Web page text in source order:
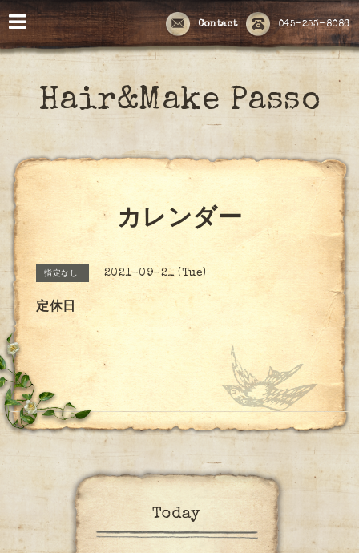
045-253-8086
Contact
Hair&Make Passo
カレンダー
指定なし 2021-09-21 (Tue)
定休日
Today